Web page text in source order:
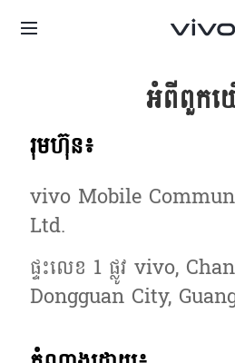
អំពី​ពួក​
រុមហ៊ុន៖
vivo Mobile
Ltd.
ផ្ទះលេខ 1 ផ្លូវ vivo,
Dongguan City,